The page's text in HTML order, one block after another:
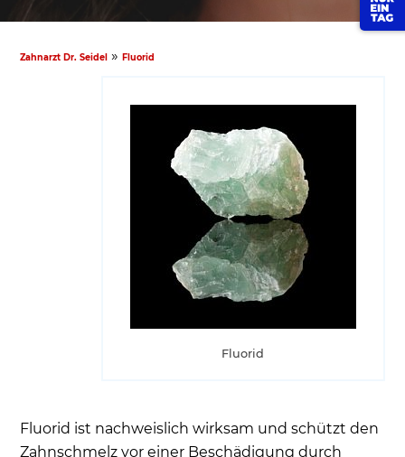
Zahnarzt Dr. Seidel »Fluorid
Fluorid
Fluorid ist nachweislich wirksam und schützt den
Zahnschmelz vor einer Beschädigung durch